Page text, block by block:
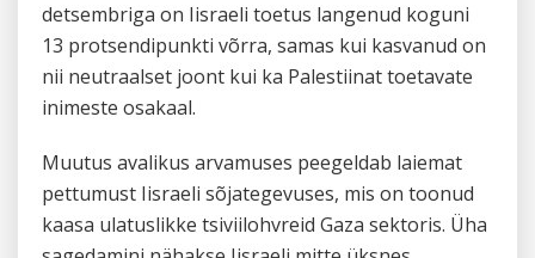
detsembriga on Iisraeli toetus langenud koguni
13 protsendipunkti võrra, samas kui kasvanud on
nii neutraalset joont kui ka Palestiinat toetavate
inimeste osakaal.
Muutus avalikus arvamuses peegeldab laiemat
pettumust Iisraeli sõjategevuses, mis on toonud
kaasa ulatuslikke tsiviilohvreid Gaza sektoris. Üha